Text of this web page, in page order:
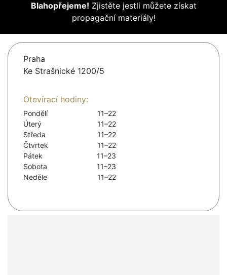
Blahopřejeme! Zjistěte jestli můžete získat
propagační materiály!
Praha
Ke Strašnické 1200/5
Otevírací hodiny:
Pondělí
11–22
Úterý
11–22
Středa
11–22
Čtvrtek
11–22
Pátek
11–23
Sobota
11–23
Neděle
11–22